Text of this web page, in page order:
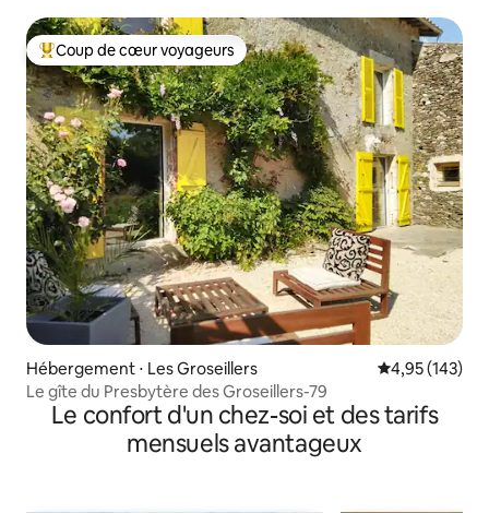
Coups de cœur voyageurs les plus appréciés
Coup de cœur voyageurs
Hébergement ⋅ Les Groseillers Évaluation
4,95 (143)
Le gîte du Presbytère des Groseillers-79
Le confort d'un chez-soi et des tarifs
mensuels avantageux